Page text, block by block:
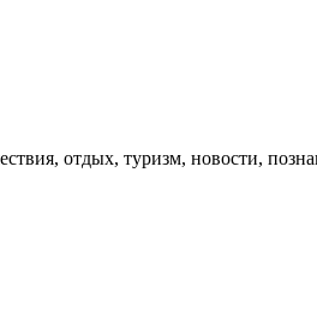
отдых, туризм, новости,